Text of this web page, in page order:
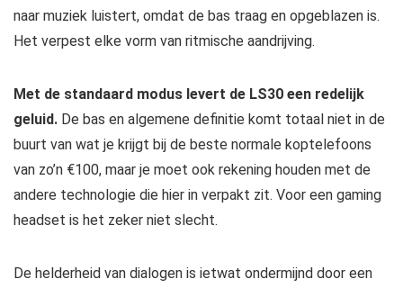
naar muziek luistert, omdat de bas traag en opgeblazen is.
Het verpest elke vorm van ritmische aandrijving.
Met de standaard modus levert de LS30 een redelijk
geluid. De bas en algemene definitie komt totaal niet in de
buurt van wat je krijgt bij de beste normale koptelefoons
van zo’n €100, maar je moet ook rekening houden met de
andere technologie die hier in verpakt zit. Voor een gaming
headset is het zeker niet slecht.
De helderheid van dialogen is ietwat ondermijnd door een